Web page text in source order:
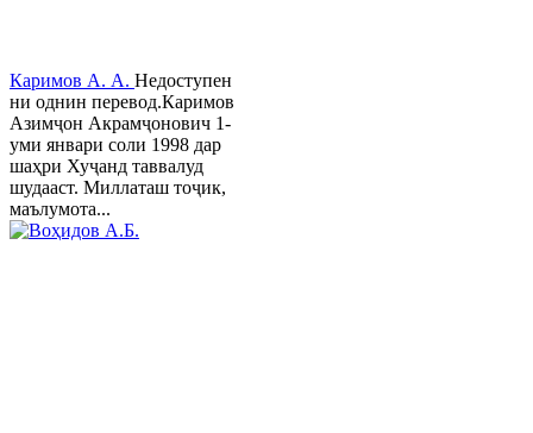
Каримов А. А. Недоступен
ни однин перевод.Каримов
Азимҷон Акрамҷонович 1-
уми январи соли 1998 дар
шаҳри Хуҷанд таввалуд
шудааст. Миллаташ тоҷик,
маълумота...